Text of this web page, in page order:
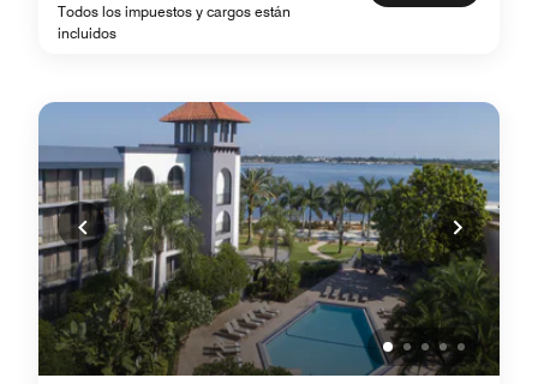
Todos los impuestos y cargos están
incluidos